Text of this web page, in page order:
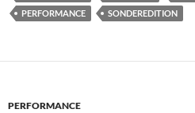
PERFORMANCE
SONDEREDITION
PERFORMANCE